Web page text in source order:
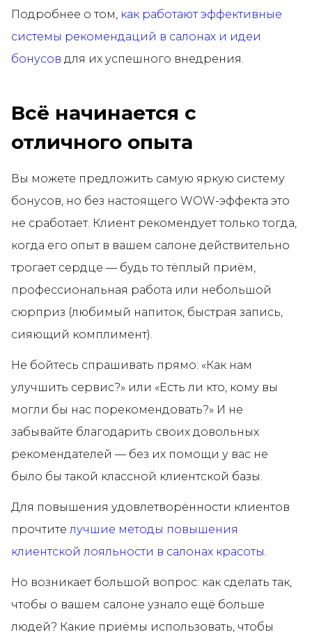
Подробнее о том, как работают эффективные
системы рекомендаций в салонах и идеи
бонусов для их успешного внедрения.
Всё начинается с
отличного опыта
Вы можете предложить самую яркую систему
бонусов, но без настоящего WOW-эффекта это
не сработает. Клиент рекомендует только тогда,
когда его опыт в вашем салоне действительно
трогает сердце — будь то тёплый приём,
профессиональная работа или небольшой
сюрприз (любимый напиток, быстрая запись,
сияющий комплимент).
Не бойтесь спрашивать прямо: «Как нам
улучшить сервис?» или «Есть ли кто, кому вы
могли бы нас порекомендовать?» И не
забывайте благодарить своих довольных
рекомендателей — без их помощи у вас не
было бы такой классной клиентской базы.
Для повышения удовлетворённости клиентов
прочтите лучшие методы повышения
клиентской лояльности в салонах красоты.
Но возникает большой вопрос: как сделать так,
чтобы о вашем салоне узнало ещё больше
людей? Какие приёмы использовать, чтобы